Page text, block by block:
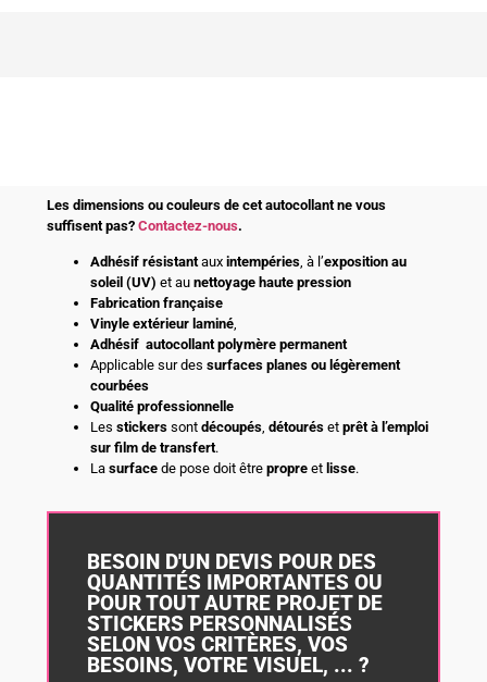
Les dimensions ou couleurs de cet autocollant ne vous
suffisent pas? Contactez-nous.
Adhésif résistantaux intempéries, à l’exposition au
soleil (UV) et au nettoyage haute pression
Fabrication française
Vinyle extérieur laminé,
Adhésif autocollant polymère permanent
Applicable sur des surfaces planes ou légèrement
courbées
Qualité professionnelle
Les stickerssont découpés, détouréset prêt à l’emploi
sur film de transfert.
La surfacede pose doit être propreet lisse.
BESOIN D'UN DEVIS POUR DES
QUANTITÉS IMPORTANTES OU
POUR TOUT AUTRE PROJET DE
STICKERS PERSONNALISÉS
SELON VOS CRITÈRES, VOS
BESOINS, VOTRE VISUEL, ... ?